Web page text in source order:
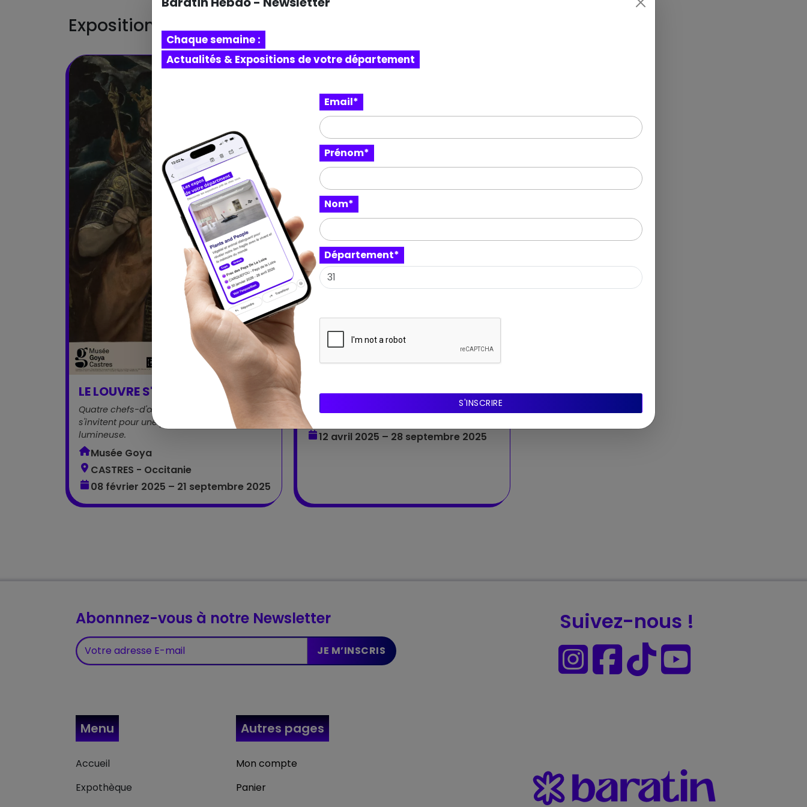
Expositions terminées
Expo
LE LOUVRE S'INVITE CHEZ GOYA
Quatre chefs-d'œuvre du Siècle d'Or
s'invitent pour une parenthèse précieuse et
lumineuse.
Musée Goya
CASTRES - Occitanie
08 février 2025 – 21 septembre 2025
Pilar Albarracín. N'éteins pas
la flamme
Une relecture flamboyante et subversive du
12 avril 2025 – 28 septembre 2025
Abonnnez-vous à notre Newsletter Suivez-nous !
Menu
Accueil
Expothèque
Autrespages
Mon compte
Panier
Chaque semaine :
Actualités & Expositions de votre département
Email*
Prénom*
Nom*
Département*